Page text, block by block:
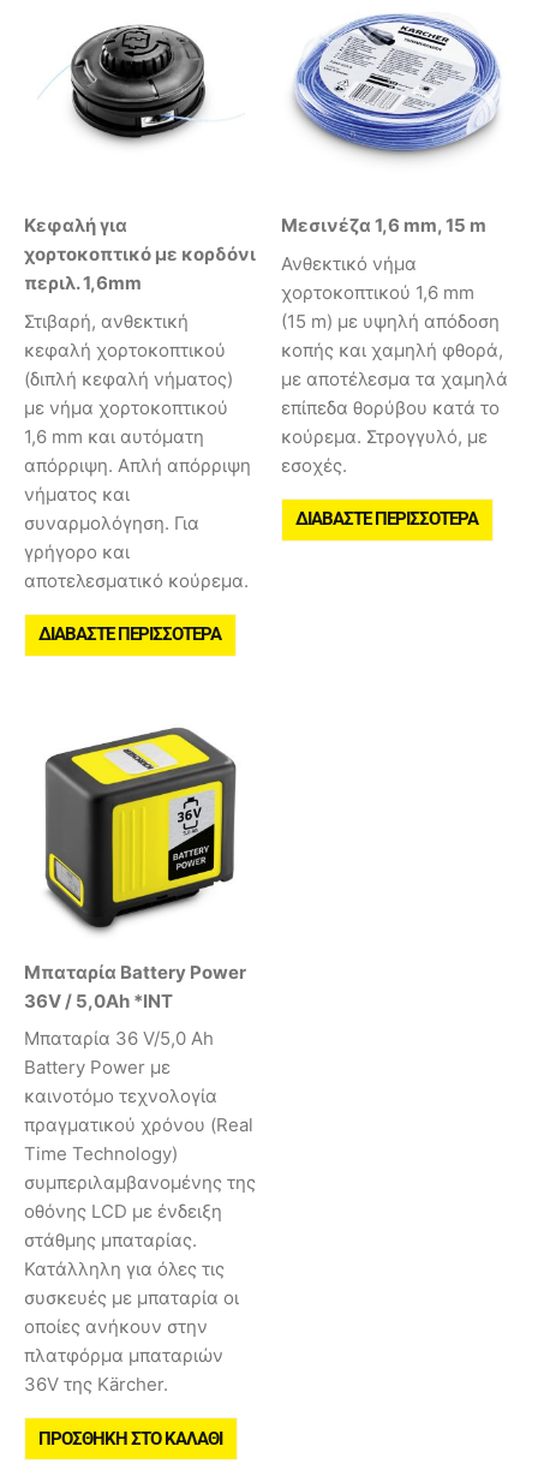
Κεφαλή για
χορτοκοπτικό με κορδόνι
περιλ. 1,6mm
Στιβαρή, ανθεκτική
κεφαλή χορτοκοπτικού
(διπλή κεφαλή νήματος)
με νήμα χορτοκοπτικού
1,6 mm και αυτόματη
απόρριψη. Απλή απόρριψη
νήματος και
συναρμολόγηση. Για
γρήγορο και
αποτελεσματικό κούρεμα.
ΔΙΑΒΆΣΤΕ ΠΕΡΙΣΣΌΤΕΡΑ
Μεσινέζα 1,6 mm, 15 m
Ανθεκτικό νήμα
χορτοκοπτικού 1,6 mm
(15 m) με υψηλή απόδοση
κοπής και χαμηλή φθορά,
με αποτέλεσμα τα χαμηλά
επίπεδα θορύβου κατά το
κούρεμα. Στρογγυλό, με
εσοχές.
ΔΙΑΒΆΣΤΕ ΠΕΡΙΣΣΌΤΕΡΑ
Μπαταρία Battery Power
36V / 5,0Ah *INT
Mπαταρία 36 V/5,0 Ah
Battery Power με
καινοτόμο τεχνολογία
πραγματικού χρόνου (Real
Time Technology)
συμπεριλαμβανομένης της
οθόνης LCD με ένδειξη
στάθμης μπαταρίας.
Κατάλληλη για όλες τις
συσκευές με μπαταρία οι
οποίες ανήκουν στην
πλατφόρμα μπαταριών
36V της Kärcher.
ΠΡΟΣΘΉΚΗ ΣΤΟ ΚΑΛΆΘΙ